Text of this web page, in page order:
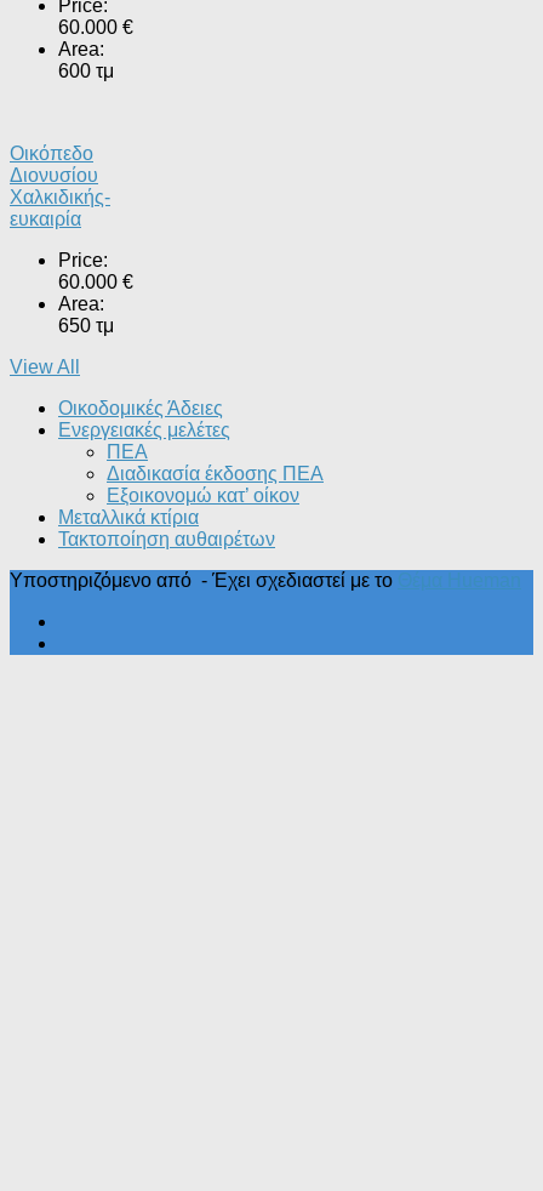
Price:
60.000 €
Area:
600 τμ
Οικόπεδο
Διονυσίου
Χαλκιδικής-
ευκαιρία
Price:
60.000 €
Area:
650 τμ
View All
Οικοδομικές Άδειες
Ενεργειακές μελέτες
ΠΕΑ
Διαδικασία έκδοσης ΠΕΑ
Εξοικονομώ κατ’ οίκoν
Μεταλλικά κτίρια
Τακτοποίηση αυθαιρέτων
Υποστηριζόμενο από - Έχει σχεδιαστεί με το